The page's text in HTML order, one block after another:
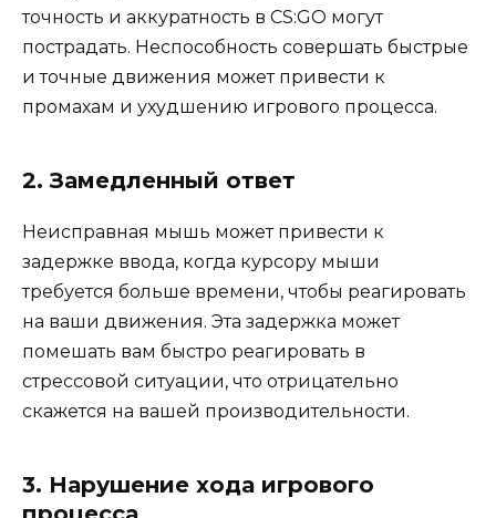
точность и аккуратность в CS:GO могут
пострадать. Неспособность совершать быстрые
и точные движения может привести к
промахам и ухудшению игрового процесса.
2. Замедленный ответ
Неисправная мышь может привести к
задержке ввода, когда курсору мыши
требуется больше времени, чтобы реагировать
на ваши движения. Эта задержка может
помешать вам быстро реагировать в
стрессовой ситуации, что отрицательно
скажется на вашей производительности.
3. Нарушение хода игрового